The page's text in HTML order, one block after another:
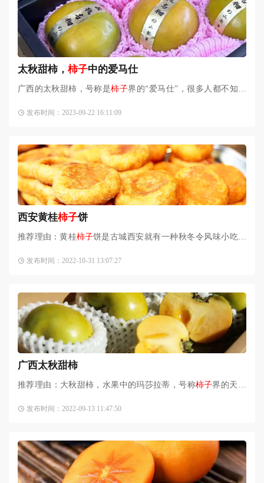
太秋甜柿， 柿子中的爱马仕
广西的太秋甜柿，号称是柿子界的“爱马仕”，很多人都不知道
听说这个品种一年一次
发布时间：2023-09-22 16:11:09
西安黄桂柿子饼
推荐理由：黄桂柿子饼是古城西安就有一种秋冬令风味小吃。
心，更是来到西安的游客必备的一份甜蜜手信礼，甜到嘴里也
发布时间：2022-10-31 13:07:27
广西太秋甜柿
推荐理由：大秋甜柿，水果中的玛莎拉蒂，号称柿子界的天花
者。简要介绍：太秋甜柿，是日本于1994年正式发布的杂交（
发布时间：2022-09-13 11:47:50